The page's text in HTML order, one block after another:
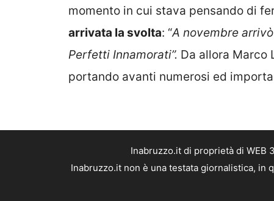
momento in cui stava pensando di
arrivata la svolta: “A novembre
Perfetti Innamorati”. Da allora Marco
portando avanti numerosi ed
Inabruzzo.it di proprietà di WEB
Inabruzzo.it non è una testata giornalistica, in